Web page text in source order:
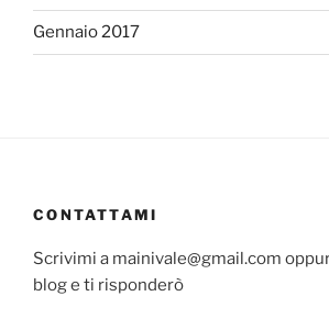
Gennaio 2017
CONTATTAMI
Scrivimi a mainivale@gmail.com
blog e ti risponderò